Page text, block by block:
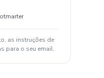
as instruções de
para o seu email.